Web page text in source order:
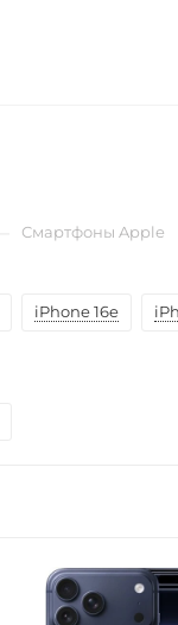
Смартфоны Apple
iPhone 16e